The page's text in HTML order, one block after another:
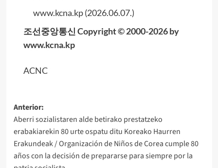
www.kcna.kp (2026.06.07.)
조선중앙통신 Copyright © 2000-2026 by
www.kcna.kp
ACNC
Navegación
de
entradas
Anterior:
Aberri sozialistaren alde betirako prestatzeko
erabakiarekin 80 urte ospatu ditu Koreako Haurren
Erakundeak / Organización de Niños de Corea cumple 80
años con la decisión de prepararse para siempre por la